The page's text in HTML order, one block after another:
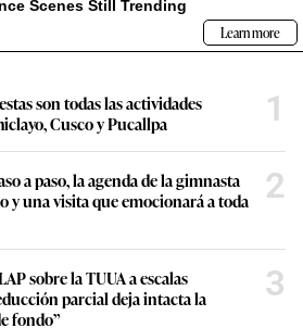
son todas las actividades
Cusco y Pucallpa
1
a paso, la agenda de la gimnasta
y una visita que emocionará a toda
2
sobre la TUUA a escalas
parcial deja intacta la
fondo”
3